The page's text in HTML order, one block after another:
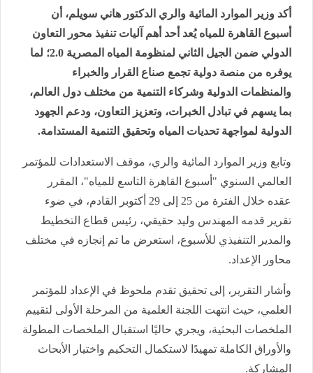
أكد وزير الموارد المائية والري الدكتور هاني سويلم، أن
أسبوع القاهرة للمياه يُعد أحد أهم آليات تنفيذ محور التعاون
الدولي ضمن الجيل الثاني لمنظومة المياه المصرية 2.0؛ لما
يوفره من منصة دولية تجمع صناع القرار والخبراء
والمنظمات الدولية وشركاء التنمية من مختلف دول العالم،
بما يسهم في تبادل الخبرات، وتعزيز التعاون، ودعم الجهود
الدولية لمواجهة تحديات المياه وتحقيق التنمية المستدامة.
وتابع وزير الموارد المائية والري، موقف الاستعدادات للمؤتمر
العالمي السنوي "أسبوع القاهرة التاسع للمياه"، المقرر
عقده خلال الفترة من 25 إلى 29 أكتوبر القادم، في ضوء
تقرير قدمه المهندس وليد حقيقي، رئيس قطاع التخطيط
والمدير التنفيذي للأسبوع، استعرض ما تم إنجازه في مختلف
محاور الإعداد.
وأشار التقرير، إلى تحقيق تقدم ملحوظ في الإعداد للمؤتمر
العلمي، حيث انتهت اللجنة العلمية من المرحلة الأولى لتقييم
الملخصات البحثية، ويجري حاليًا استقبال الملخصات المطولة
والأوراق الكاملة تمهيدًا لاستكمال التحكيم واختيار الأبحاث
المشاركة.